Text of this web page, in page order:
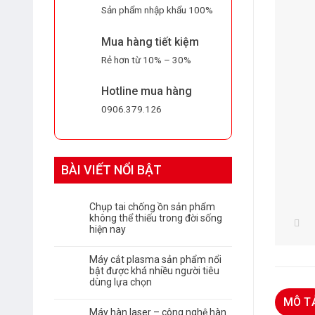
Sản phẩm nhập khẩu 100%
Mua hàng tiết kiệm
Rẻ hơn từ 10% – 30%
Hotline mua hàng
0906.379.126
BÀI VIẾT NỔI BẬT
Chụp tai chống ồn sản phẩm
không thể thiếu trong đời sống
hiện nay
Máy cắt plasma sản phẩm nổi
bật được khá nhiều người tiêu
dùng lựa chọn
Máy hàn laser – công nghệ hàn
MÔ